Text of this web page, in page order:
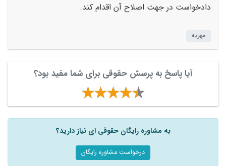
دادخواست در جهت اصلاح آن اقدام کند.
مهریه
آیا پاسخ به پرسش حقوقی برای شما مفید بود؟
به مشاوره رایگان حقوقی ای نیاز دارید؟
درخواست مشاوره رایگان